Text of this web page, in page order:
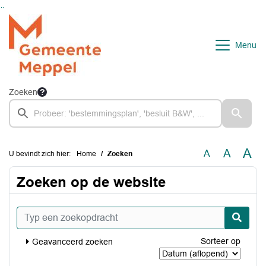
Ga naar de inhoud van deze pagina
Ga naar het zoeken
Ga naar het menu
Menu
Zoeken
U bevindt zich hier: Home Zoeken A A A
Zoeken op de website
Typ een zoekopdracht
Sorteer op
Geavanceerd zoeken